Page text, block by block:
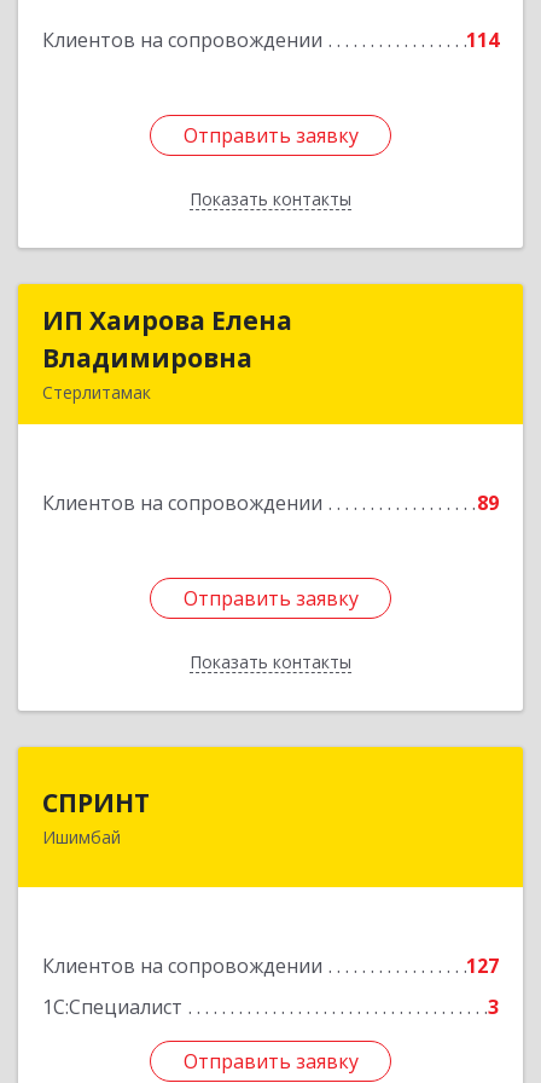
Клиентов на сопровождении 114
Отправить заявку
Показать контакты
Отправить заявку
Назад
ИП Хаирова Елена
Владимировна
Стерлитамак
Клиентов на сопровождении 89
Отправить заявку
Показать контакты
ИП Хаирова Елена
Отправить заявку
Назад
СПРИНТ
Ишимбай
Клиентов на сопровождении
127
1С:Специалист
3
Отправить заявку
453201, Башкортостан Респ, Ишимбайский р-н,
Отправить заявку